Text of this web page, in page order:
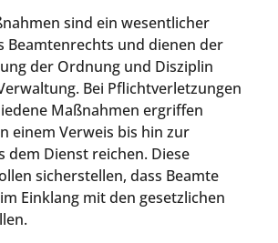
sind ein wesentlicher
Beamtenrechts und dienen der
der Ordnung und Disziplin
Bei Pflichtverletzungen
Maßnahmen ergriffen
einem Verweis bis hin zur
dem Dienst reichen. Diese
sicherstellen, dass Beamte
Einklang mit den gesetzlichen